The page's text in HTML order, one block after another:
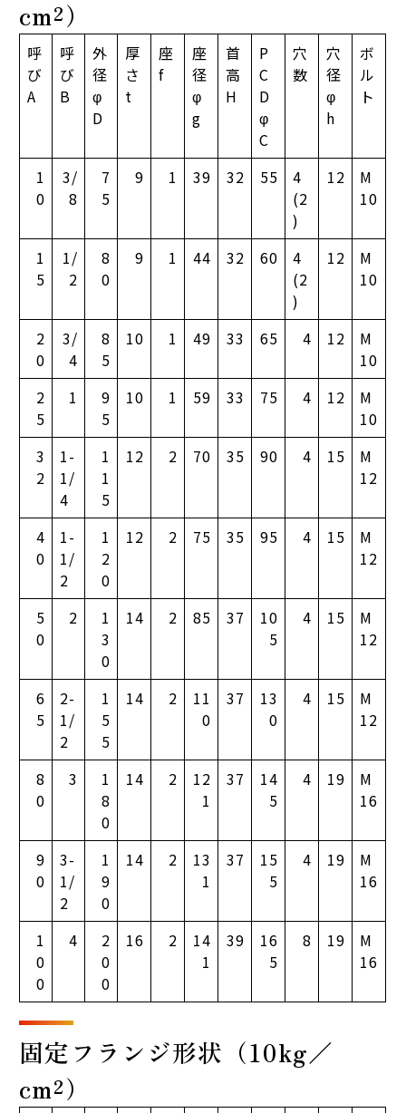
cm²）
呼
び
A
呼
び
B
外
径
φ
D
厚
さ
t
座
f
座
径
φ
g
首
高
H
P
C
D
φ
C
穴
数
穴
径
φ
h
ボ
ル
ト
1
0
3/
8
7
5
9 1 39 32 55
4
(2
)
12
M
10
1
5
1/
2
8
0
9 1 44 32 60
4
(2
)
12
M
10
2
0
3/
4
8
5
10 1 49 33 65 4 12
M
10
2
5
1
9
5
10 1 59 33 75 4 12
M
10
3
2
1-
1/
4
1
1
5
12 2 70 35 90 4 15
M
12
4
0
1-
1/
2
1
2
0
12 2 75 35 95 4 15
M
12
5
0
2
1
3
0
14 2 85 37
10
5
4 15
M
12
6
5
2-
1/
2
1
5
5
14 2
11
0
37
13
0
4 15
M
12
8
0
3
1
8
0
14 2
12
1
37
14
5
4 19
M
16
9
0
3-
1/
2
1
9
0
14 2
13
1
37
15
5
4 19
M
16
1
0
0
4
2
0
0
16 2
14
1
39
16
5
8 19
M
16
固定フランジ形状（10kg／
cm²）